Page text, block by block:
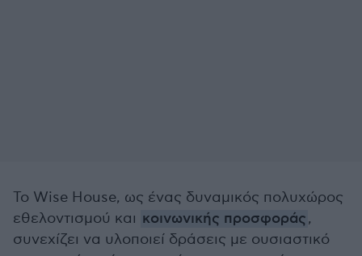
Το Wise House, ως ένας δυναμικός πολυχώρος
εθελοντισμού και κοινωνικής προσφοράς,
συνεχίζει να υλοποιεί δράσεις με ουσιαστικό